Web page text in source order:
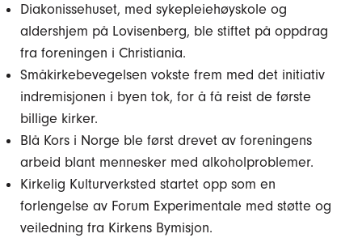
Diakonissehuset, med sykepleiehøyskole og
aldershjem på Lovisenberg, ble stiftet på oppdrag
fra foreningen i Christiania.
Småkirkebevegelsen vokste frem med det initiativ
indremisjonen i byen tok, for å få reist de første
billige kirker.
Blå Kors i Norge ble først drevet av foreningens
arbeid blant mennesker med alkoholproblemer.
Kirkelig Kulturverksted startet opp som en
forlengelse av Forum Experimentale med støtte og
veiledning fra Kirkens Bymisjon.